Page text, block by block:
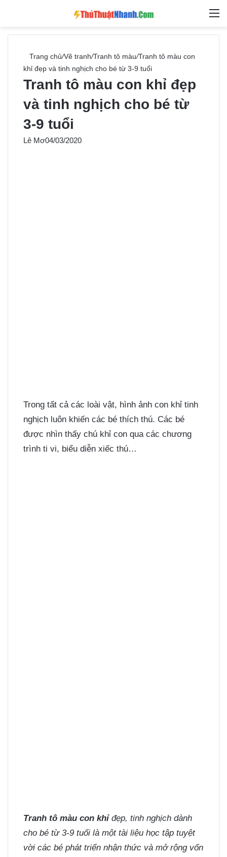
Tìm
Trang chủ/Vẽ tranh/Tranh tô màu/Tranh tô màu con
khỉ đẹp và tinh nghịch cho bé từ 3-9 tuổi
Tranh tô màu con khỉ đẹp
và tinh nghịch cho bé từ
3-9 tuổi
Lê Mơ04/03/2020
Trong tất cả các loài vật, hình ảnh con khỉ tinh
nghịch luôn khiến các bé thích thú. Các bé
được nhìn thấy chú khỉ con qua các chương
trình ti vi, biểu diễn xiếc thú…
Tranh tô màu con khỉđẹp, tinh nghịch dành
cho bé từ 3-9 tuổi là một tài liệu học tập tuyệt
vời các bé phát triển nhận thức và mở rộng vốn